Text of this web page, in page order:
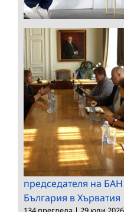
председателя на
България в Хърватия